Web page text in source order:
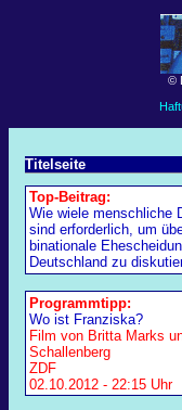
©
Titelseite
Top-Beitrag:
Wie wiele menschliche
sind erforderlich, um
binationale
Deutschland zu
Programmtipp:
Wo ist Franziska?
Film von Britta Marks
Schallenberg
ZDF
02.10.2012 - 22:15 Uhr